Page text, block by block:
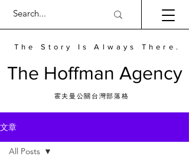
​The Hoffman Agency
The Story Is Always There.
霍夫曼公關台灣部落格
文章
All Posts